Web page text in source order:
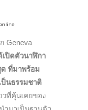
Geneva
เปิดตัวนาฬิกา
ด ที่มาพร้อม
นธรรมชาติ
วที่คุ้นเคยของ